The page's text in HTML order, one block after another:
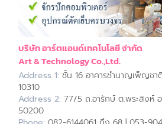
บริษัท อาร์ตแอนด์เทคโนโลยี จำกัด
Art & Technology Co.,Ltd.
Address 1: ชั้น 16 อาคารชำนาญเพ็ญช
10310
Address 2: 77/5 ถ.อารักษ์ ต.พระสิงห์ อ
50200